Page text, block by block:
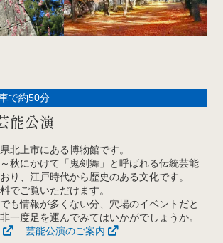
で約50分
能公演
北上市にある博物館です。
秋にかけて「鬼剣舞」と呼ばれる伝統芸能
り、江戸時代から歴史のある文化です。
でご覧いただけます。
も情報が多くない分、穴場のイベントだと
一度足を運んでみてはいかがでしょうか。
芸能公演のご案内